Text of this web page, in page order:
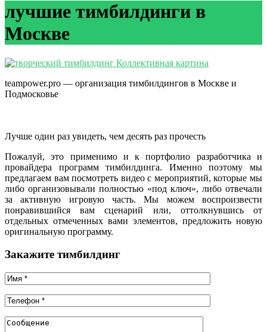
лучшие тимбилдинги в
Москве
teampower.pro — организация тимбилдингов в Москве и
Подмосковье
Лучше один раз увидеть, чем десять раз прочесть
Пожалуй, это применимо и к портфолио разработчика и
провайдера программ тимбилдинга. Именно поэтому мы
предлагаем вам посмотреть видео с мероприятий, которые мы
либо организовывали полностью «под ключ», либо отвечали
за активную игровую часть. Мы можем воспроизвести
понравившийся вам сценарий или, оттолкнувшись от
отдельных отмеченных вами элементов, предложить новую
оригинальную программу.
Закажите тимбилдинг